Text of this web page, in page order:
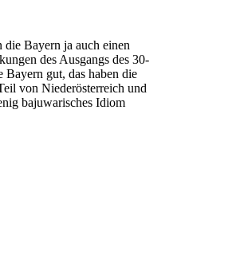
Bayern ja auch einen
des Ausgangs des 30-
gut, das haben die
von Niederösterreich und
bajuwarisches Idiom